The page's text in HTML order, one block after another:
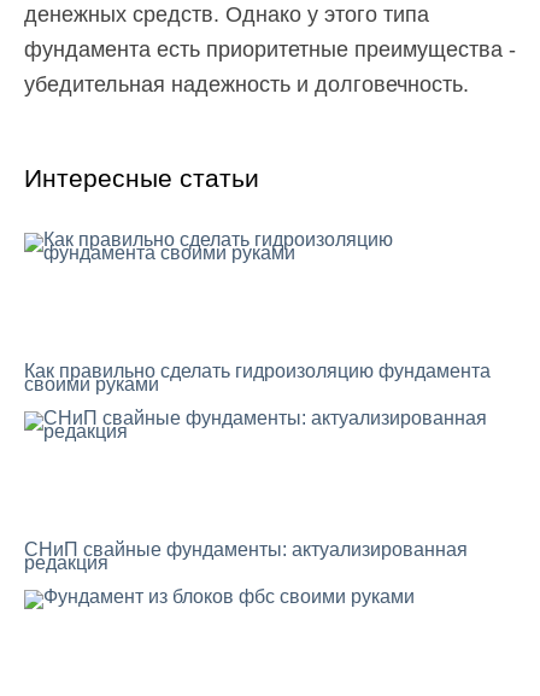
денежных средств. Однако у этого типа
фундамента есть приоритетные преимущества -
убедительная надежность и долговечность.
Интересные статьи
Как правильно сделать гидроизоляцию фундамента
своими руками
СНиП свайные фундаменты: актуализированная
редакция